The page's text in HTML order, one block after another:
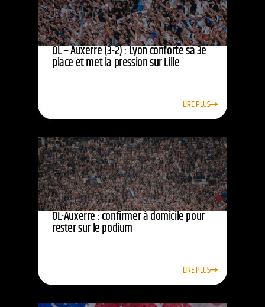
OL – Auxerre (3-2) : Lyon conforte sa 3e
place et met la pression sur Lille
LIRE PLUS
OL-Auxerre : confirmer à domicile pour
rester sur le podium
LIRE PLUS